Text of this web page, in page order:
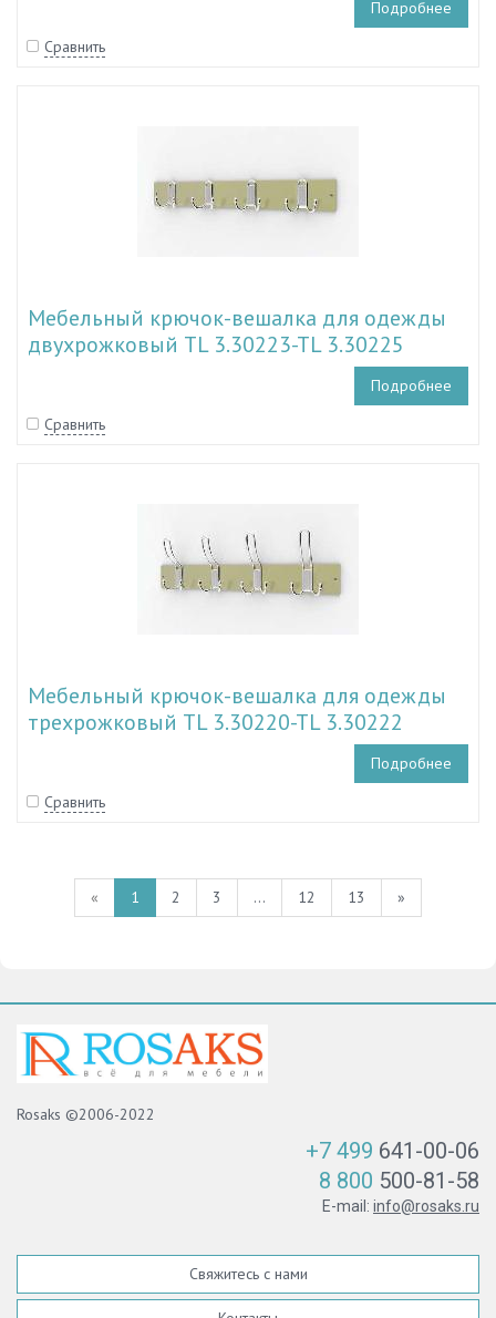
Подробнее
Сравнить
Мебельный крючок-вешалка для одежды
двухрожковый TL 3.30223-TL 3.30225
Подробнее
Сравнить
Мебельный крючок-вешалка для одежды
трехрожковый TL 3.30220-TL 3.30222
Подробнее
Сравнить
« 1 2 3 ... 12 13 »
Rosaks ©2006-2022
+7 499 641-00-06
8 800 500-81-58
E-mail: info@rosaks.ru
Свяжитесь с нами